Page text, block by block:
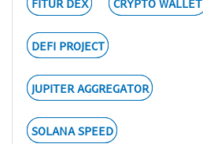
FITUR DEX CRYPTO WALLET
DEFI PROJECT
JUPITER AGGREGATOR
SOLANA SPEED